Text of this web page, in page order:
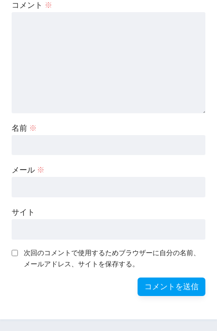
コメント ※
名前 ※
メール ※
サイト
次回のコメントで使用するためブラウザーに自分の名前、
メールアドレス、サイトを保存する。